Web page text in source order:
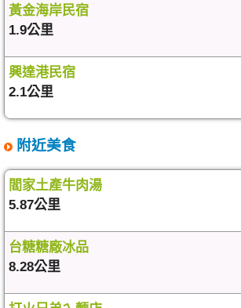
黃金海岸民宿
1.9公里
興達港民宿
2.1公里
附近美食
閻家土產牛肉湯
5.87公里
台糖糖廠冰品
8.28公里